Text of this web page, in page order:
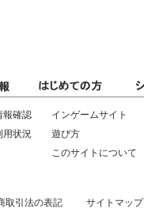
報確認
用状況
インゲームサイト
遊び方
このサイトについて
取引法の表記 サイトマップ